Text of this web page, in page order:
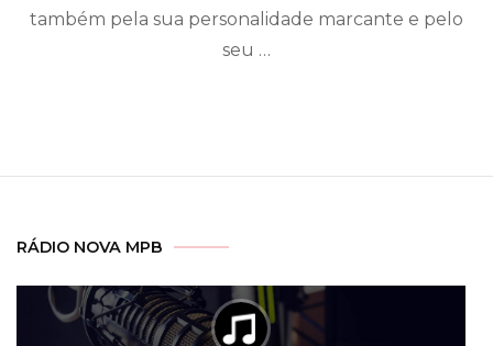
também pela sua personalidade marcante e pelo
seu …
RÁDIO NOVA MPB